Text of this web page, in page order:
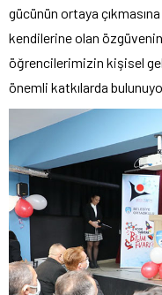
gücünün ortaya
kendilerine olan
öğrencilerimizin kişisel
önemli katkılarda